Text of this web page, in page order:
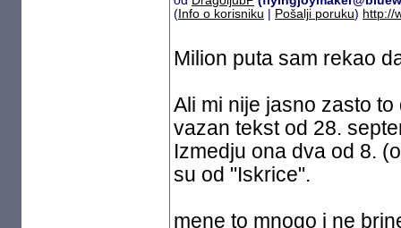
( Info o korisniku Pošalji poruku) http://
Milion puta sam rekao
Ali mi nije jasno zasto
vazan tekst od 28.
Izmedju ona dva od 8.
su od "Iskrice".
mene to mnogo i ne